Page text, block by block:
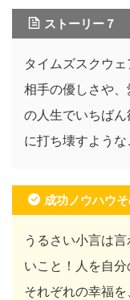
ストーリー７
タイムズスクウ
相手の優しさや
の人生でいちば
に打ち壊すような
成功ノウハウ
うるさい小言は
いこと！人を自
それぞれの幸福